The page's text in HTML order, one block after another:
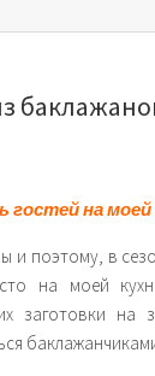
на моей
и поэтому, в
на моей
заготовки на